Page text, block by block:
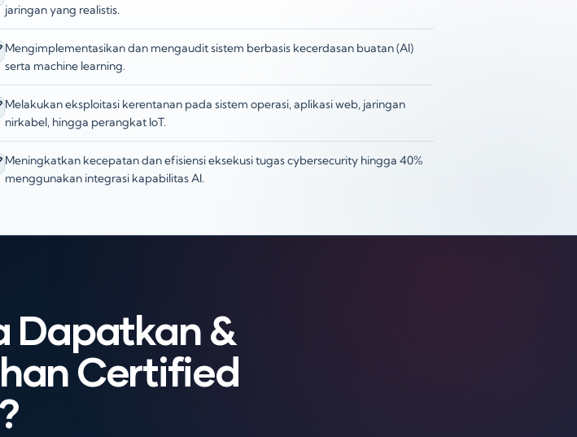
jaringan yang realistis.
Mengimplementasikan dan mengaudit sistem berbasis kecerdasan buatan (AI)
serta machine learning.
Melakukan eksploitasi kerentanan pada sistem operasi, aplikasi web, jaringan
nirkabel, hingga perangkat IoT.
Meningkatkan kecepatan dan efisiensi eksekusi tugas cybersecurity hingga 40%
menggunakan integrasi kapabilitas AI.
Dapatkan &
Certified